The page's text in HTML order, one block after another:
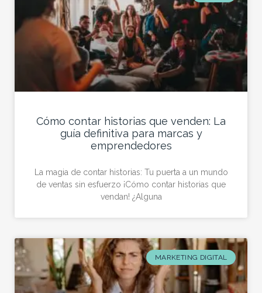
Cómo contar historias que venden: La
guía definitiva para marcas y
emprendedores
La magia de contar historias: Tu puerta a un mundo
de ventas sin esfuerzo ¡Cómo contar historias que
vendan! ¿Alguna
MARKETING DIGITAL